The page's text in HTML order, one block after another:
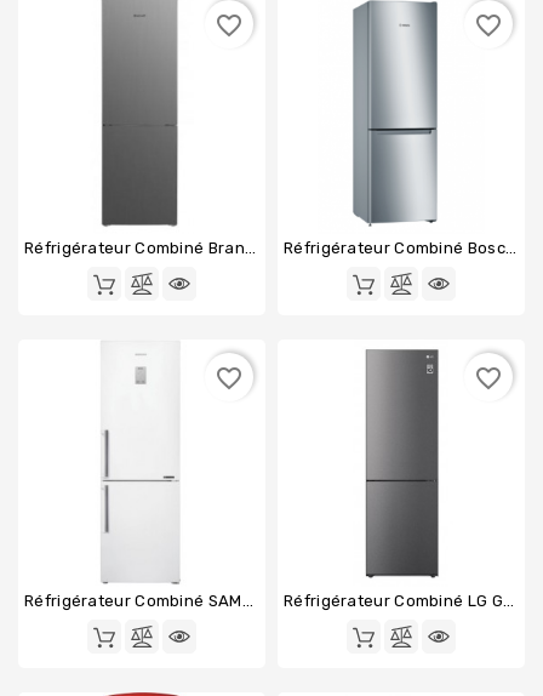
Réfrigérateur Combiné Brandt BFC8560NX
favorite_border
Réfrigérateur Combiné Bosch KGN33NLEB
favorite_border
Réfrigérateur Combiné SAMSUNG RB33J3515WW
favorite_border
Réfrigérateur Combiné LG GBP31DSLEC
favorite_border